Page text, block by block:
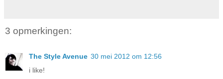
3 opmerkingen:
The Style Avenue 30 mei 2012 om 12:56
i like!